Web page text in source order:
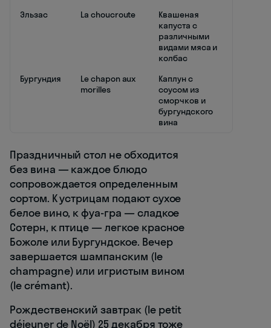
Эльзас
La choucroute
Квашеная
капуста с
различными
видами мяса и
колбас
Бургундия
Le chapon aux
morilles
Каплун с
соусом из
сморчков и
бургундского
вина
Праздничный стол не обходится
без вина — каждое блюдо
сопровождается определенным
сортом. К устрицам подают сухое
белое вино, к фуа-гра — сладкое
Сотерн, к птице — легкое красное
Божоле или Бургундское. Вечер
завершается шампанским (le
champagne) или игристым вином
(le crémant).
Рождественский завтрак (le petit
déjeuner de Noël) 25 декабря тоже